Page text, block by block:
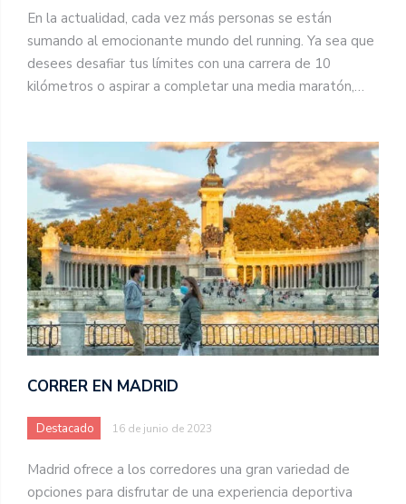
En la actualidad, cada vez más personas se están
sumando al emocionante mundo del running. Ya sea que
desees desafiar tus límites con una carrera de 10
kilómetros o aspirar a completar una media maratón,…
CORRER EN MADRID
Destacado 16 de junio de 2023
Madrid ofrece a los corredores una gran variedad de
opciones para disfrutar de una experiencia deportiva